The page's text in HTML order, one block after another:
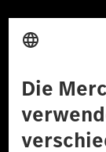
© 2026 Mercedes-